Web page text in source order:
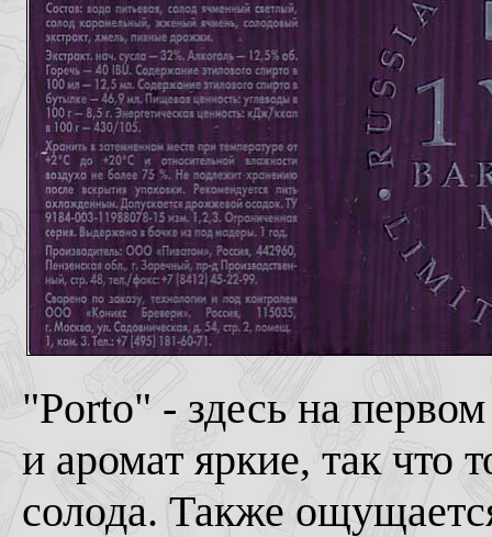
"Porto" - здесь на
и аромат яркие, так что
солода. Также